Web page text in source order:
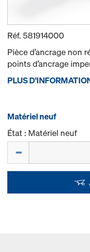
Réf. 581914000
Pièce d’ancrage non
points d’ancrage
PLUS
Matériel neuf
État : Matériel neuf